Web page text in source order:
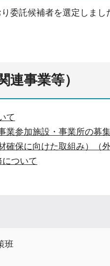
委託候補者を選定しまし
連事業等）
て
業参加施設・事業所の募
保に向けた取組み）（
ついて
班